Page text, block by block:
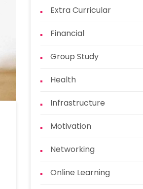
Extra Curricular
Financial
Group Study
Health
Infrastructure
Motivation
Networking
Online Learning